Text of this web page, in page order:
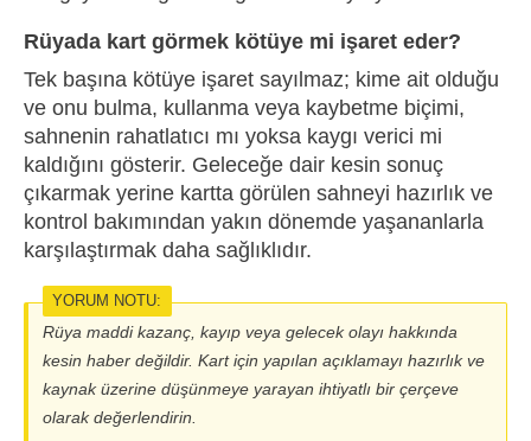
Rüyada kart görmek kötüye mi işaret eder?
Tek başına kötüye işaret sayılmaz; kime ait olduğu
ve onu bulma, kullanma veya kaybetme biçimi,
sahnenin rahatlatıcı mı yoksa kaygı verici mi
kaldığını gösterir. Geleceğe dair kesin sonuç
çıkarmak yerine kartta görülen sahneyi hazırlık ve
kontrol bakımından yakın dönemde yaşananlarla
karşılaştırmak daha sağlıklıdır.
YORUM NOTU:
Rüya maddi kazanç, kayıp veya gelecek olayı hakkında
kesin haber değildir. Kart için yapılan açıklamayı hazırlık ve
kaynak üzerine düşünmeye yarayan ihtiyatlı bir çerçeve
olarak değerlendirin.